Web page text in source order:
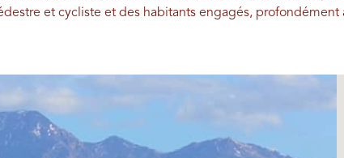
et cycliste et des habitants engagés, profondément